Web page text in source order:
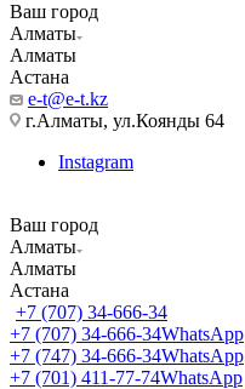
Ваш город
Алматы
Алматы
Астана
e-t@e-t.kz
г.Алматы, ул.Коянды 64
Instagram
Ваш город
Алматы
Алматы
Астана
+7 (707) 34-666-34
+7 (707) 34-666-34WhatsApp
+7 (747) 34-666-34WhatsApp
+7 (701) 411-77-74WhatsApp